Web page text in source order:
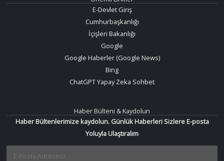
E-Devlet Giriş
Cumhurbaşkanlığı
İçişleri Bakanlığı
Google
Google Haberler (Google News)
Bing
ChatGPT Yapay Zeka Sohbet
Haber Bülteni & Kaydolun
Haber Bültenlerimize kaydolun. Günlük Haberleri Sizlere E-posta
Yoluyla Ulaştıralım